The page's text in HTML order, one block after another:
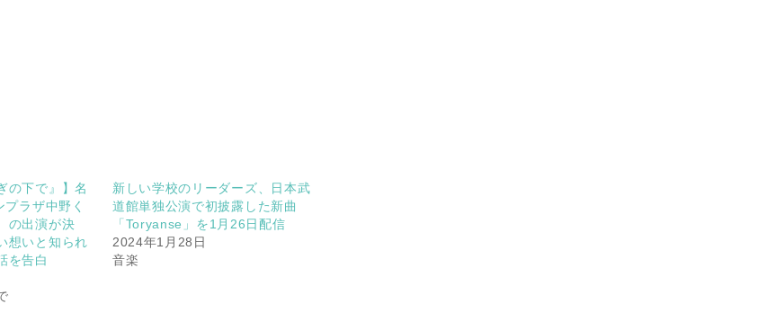
の下で』】名
プラザ中野く
の出演が決
想いと知られ
を告白
新しい学校のリーダーズ、日本武
道館単独公演で初披露した新曲
「Toryanse」を1月26日配信
2024年1月28日
音楽